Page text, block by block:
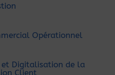
Opérationnel
et Digitalisation de la
Client